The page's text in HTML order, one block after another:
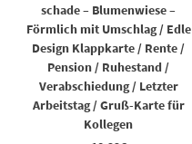
schade – Blumenwiese –
Förmlich mit Umschlag / Edle
Design Klappkarte / Rente /
Pension / Ruhestand /
Verabschiedung / Letzter
Arbeitstag / Gruß-Karte für
Kollegen